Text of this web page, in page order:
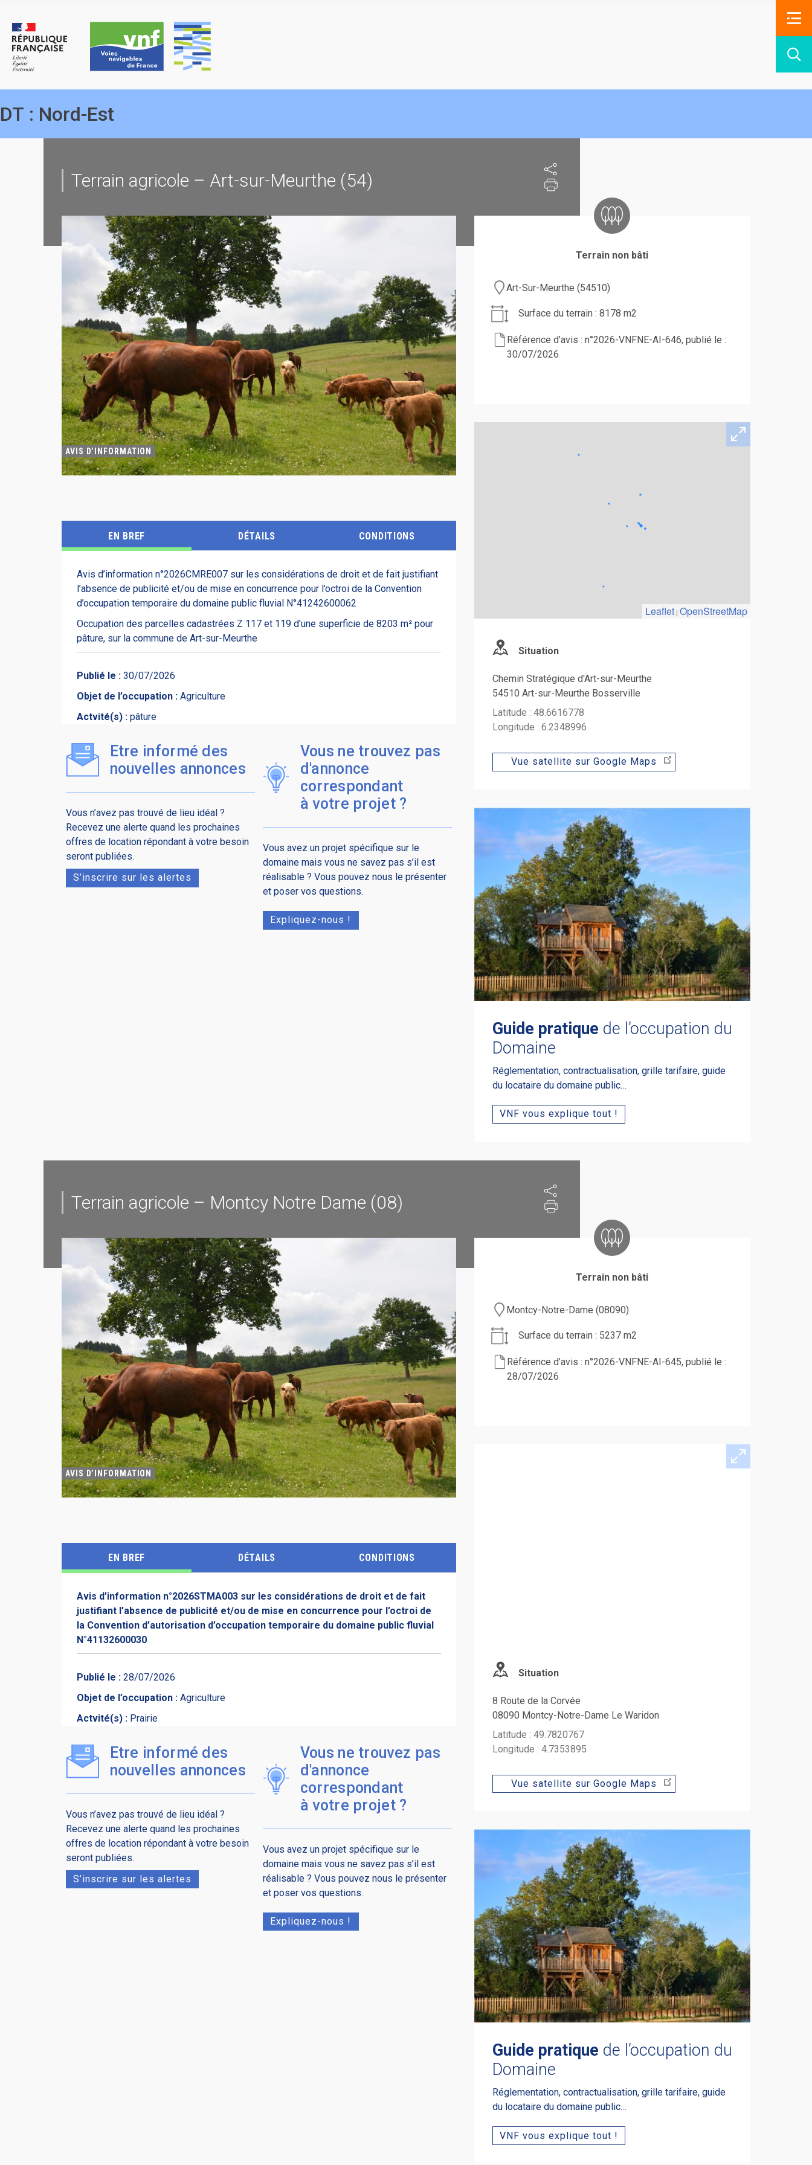
content
DT : Nord-Est
Terrain agricole – Art-sur-Meurthe (54)
AVIS D’INFORMATION
EN BREF DÉTAILS CONDITIONS
Avis d’information n°2026CMRE007 sur les considérations de droit et de fait justifiant
l’absence de publicité et/ou de mise en concurrence pour l’octroi de la Convention
d’occupation temporaire du domaine public fluvial N°41242600062
Occupation des parcelles cadastrées Z 117 et 119 d’une superficie de 8203 m² pour
pâture, sur la commune de Art-sur-Meurthe
Publié le : 30/07/2026
Objet de l’occupation : Agriculture
Actvité(s) : pâture
Etre informé des
nouvelles annonces
Vous n’avez pas trouvé de lieu idéal ?
Recevez une alerte quand les prochaines
offres de location répondant à votre besoin
seront publiées.
S’inscrire sur les alertes
Vous ne trouvez pas
d'annonce
correspondant
à votre projet ?
Vous avez un projet spécifique sur le
domaine mais vous ne savez pas s’il est
réalisable ? Vous pouvez nous le présenter
et poser vos questions.
Expliquez-nous !
Terrain non bâti
Art-Sur-Meurthe (54510)
Surface du terrain : 8178 m2
Référence d’avis : n°2026-VNFNE-AI-646, publié le :
30/07/2026
Leaflet | OpenStreetMap
Situation
Chemin Stratégique d'Art-sur-Meurthe
54510 Art-sur-Meurthe Bosserville
Latitude : 48.6616778
Longitude : 6.2348996
Vue satellite sur Google Maps
Guide pratique de l’occupation du
Domaine
Réglementation, contractualisation, grille tarifaire, guide
du locataire du domaine public…
VNF vous explique tout !
Terrain agricole – Montcy Notre Dame (08)
AVIS D’INFORMATION
EN BREF DÉTAILS CONDITIONS
Avis d’information n°2026STMA003 sur les considérations de droit et de fait
justifiant l’absence de publicité et/ou de mise en concurrence pour l’octroi de
la Convention d’autorisation d’occupation temporaire du domaine public fluvial
N°41132600030
Publié le : 28/07/2026
Objet de l’occupation : Agriculture
Actvité(s) : Prairie
Etre informé des
nouvelles annonces
Vous n’avez pas trouvé de lieu idéal ?
Recevez une alerte quand les prochaines
offres de location répondant à votre besoin
seront publiées.
S’inscrire sur les alertes
Vous ne trouvez pas
d'annonce
correspondant
à votre projet ?
Vous avez un projet spécifique sur le
domaine mais vous ne savez pas s’il est
réalisable ? Vous pouvez nous le présenter
et poser vos questions.
Expliquez-nous !
Terrain non bâti
Montcy-Notre-Dame (08090)
Surface du terrain : 5237 m2
Référence d’avis : n°2026-VNFNE-AI-645, publié le :
28/07/2026
Situation
8 Route de la Corvée
08090 Montcy-Notre-Dame Le Waridon
Latitude : 49.7820767
Longitude : 4.7353895
Vue satellite sur Google Maps
Guide pratique de l’occupation du
Domaine
Réglementation, contractualisation, grille tarifaire, guide
du locataire du domaine public…
VNF vous explique tout !